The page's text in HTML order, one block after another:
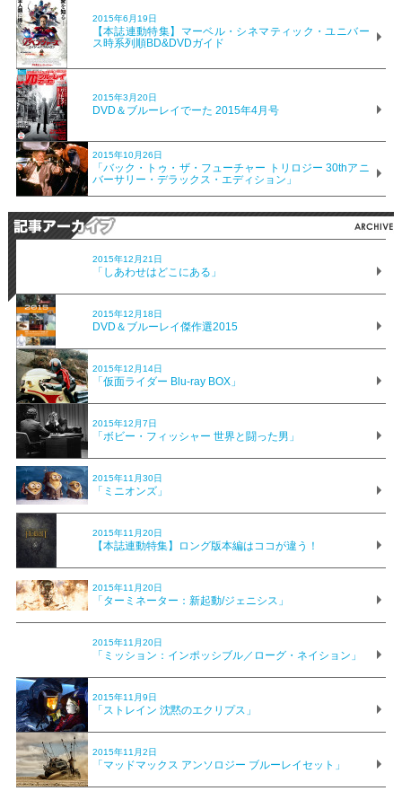
2015年6月19日
【本誌連動特集】マーベル・シネマティック・ユニバー
ス時系列順BD&DVDガイド
2015年3月20日
DVD＆ブルーレイでーた 2015年4月号
2015年10月26日
「バック・トゥ・ザ・フューチャー トリロジー 30thアニ
バーサリー・デラックス・エディション」
2015年12月21日
「しあわせはどこにある」
2015年12月18日
DVD＆ブルーレイ傑作選2015
2015年12月14日
「仮面ライダー Blu-ray BOX」
2015年12月7日
「ボビー・フィッシャー 世界と闘った男」
2015年11月30日
「ミニオンズ」
2015年11月20日
【本誌連動特集】ロング版本編はココが違う！
2015年11月20日
「ターミネーター：新起動/ジェニシス」
2015年11月20日
「ミッション：インポッシブル／ローグ・ネイション」
2015年11月9日
「ストレイン 沈黙のエクリプス」
2015年11月2日
「マッドマックス アンソロジー ブルーレイセット」